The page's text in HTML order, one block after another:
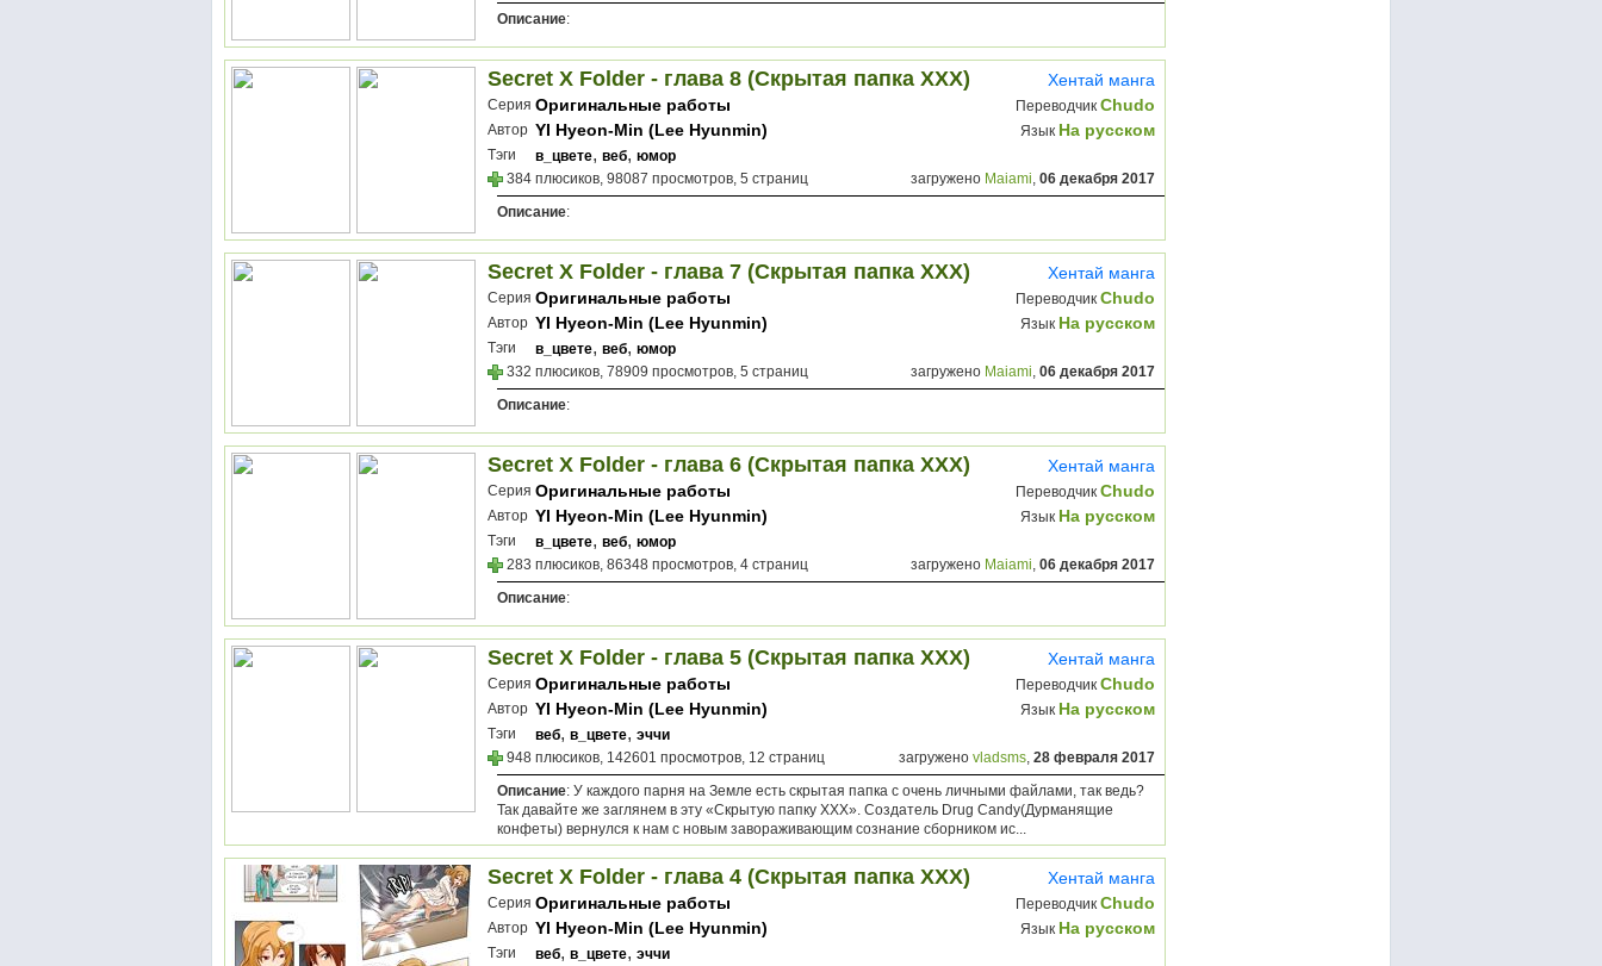
Описание:
Хентай манга
Secret X Folder - глава 8 (Скрытая папка ХХХ)
Серия Оригинальные работы Переводчик Chudo
Автор YI Hyeon-Min (Lee Hyunmin) Язык На русском
Тэги в_цвете, веб, юмор
384 плюсиков, 98087 просмотров, 5 страниц
загружено Maiami, 06 декабря 2017
Описание:
Хентай манга
Secret X Folder - глава 7 (Скрытая папка ХХХ)
Серия Оригинальные работы Переводчик Chudo
Автор YI Hyeon-Min (Lee Hyunmin) Язык На русском
Тэги в_цвете, веб, юмор
332 плюсиков, 78909 просмотров, 5 страниц
загружено Maiami, 06 декабря 2017
Описание:
Хентай манга
Secret X Folder - глава 6 (Скрытая папка ХХХ)
Серия Оригинальные работы Переводчик Chudo
Автор YI Hyeon-Min (Lee Hyunmin) Язык На русском
Тэги в_цвете, веб, юмор
283 плюсиков, 86348 просмотров, 4 страниц
загружено Maiami, 06 декабря 2017
Описание:
Хентай манга
Secret X Folder - глава 5 (Скрытая папка ХХХ)
Серия Оригинальные работы Переводчик Chudo
Автор YI Hyeon-Min (Lee Hyunmin) Язык На русском
Тэги веб, в_цвете, эччи
948 плюсиков, 142601 просмотров, 12 страниц
загружено vladsms, 28 февраля 2017
Описание: У каждого парня на Земле есть скрытая папка с очень личными файлами, так ведь?
Так давайте же заглянем в эту «Скрытую папку ХХХ». Создатель Drug Candy(Дурманящие
конфеты) вернулся к нам с новым завораживающим сознание сборником ис...
Хентай манга
Secret X Folder - глава 4 (Скрытая папка ХХХ)
Серия Оригинальные работы Переводчик Chudo
Автор YI Hyeon-Min (Lee Hyunmin) Язык На русском
Тэги веб, в_цвете, эччи